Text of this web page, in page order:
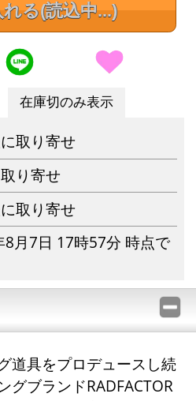
る(読込中...)
在庫切のみ表示
取り寄せ
り寄せ
取り寄せ
月7日 17時57分 時点で
道具をプロデュースし続
グブランドRADFACTOR